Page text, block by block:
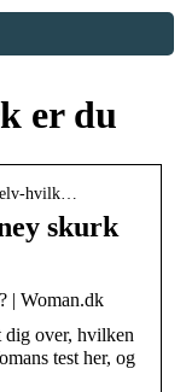
er du
hvilk…
skurk
| Woman.dk
over, hvilken
test her, og